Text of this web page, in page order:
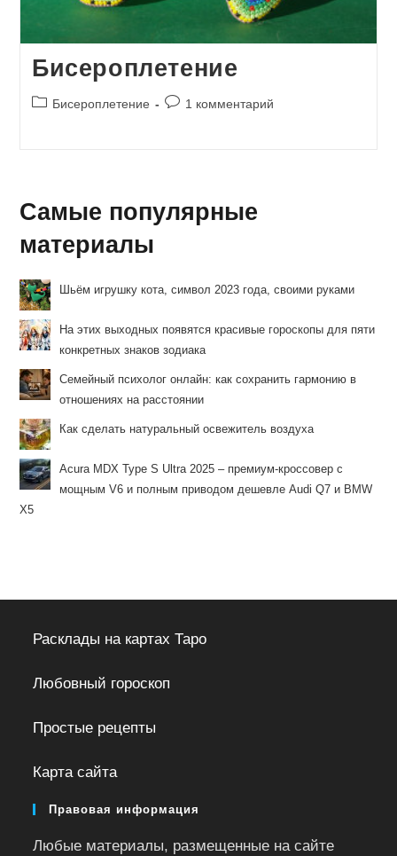
Бисероплетение
Рубрика
Бисероплетение
Комментарии
1 комментарий
Самые популярные
материалы
Шьём игрушку кота, символ 2023 года, своими руками
На этих выходных появятся красивые гороскопы для пяти
конкретных знаков зодиака
Семейный психолог онлайн: как сохранить гармонию в
отношениях на расстоянии
Как сделать натуральный освежитель воздуха
Acura MDX Type S Ultra 2025 – премиум-кроссовер с
мощным V6 и полным приводом дешевле Audi Q7 и BMW
X5
Расклады на картах Таро
Любовный гороскоп
Простые рецепты
Карта сайта
Правовая информация
Любые материалы, размещенные на сайте